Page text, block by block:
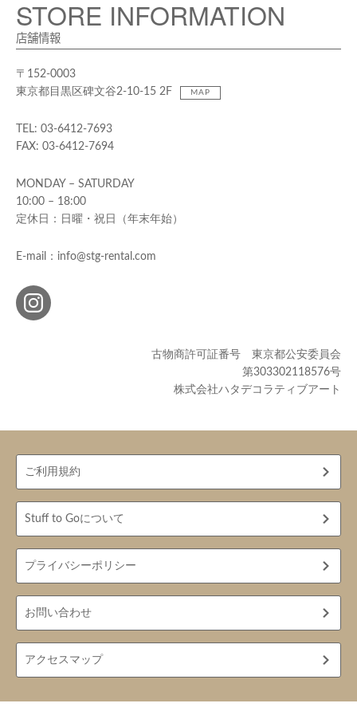
STORE INFORMATION
店舗情報
〒152-0003
東京都目黒区碑文谷2-10-15 2F
MAP
TEL: 03-6412-7693
FAX: 03-6412-7694
MONDAY – SATURDAY
10:00 – 18:00
定休日：日曜・祝日（年末年始）
E-mail：info@stg-rental.com
古物商許可証番号 東京都公安委員会
第303302118576号
株式会社ハタデコラティブアート
ご利用規約
Stuff to Goについて
プライバシーポリシー
お問い合わせ
アクセスマップ